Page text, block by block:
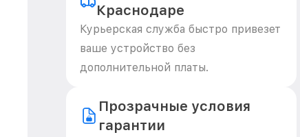
Краснодаре
Курьерская служба быстро привезет
ваше устройство без
дополнительной платы.
Прозрачные условия
гарантии